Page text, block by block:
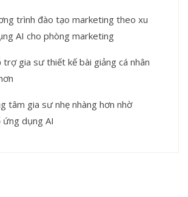
trình đào tạo marketing theo xu
AI cho phòng marketing
trợ gia sư thiết kế bài giảng cá nhân
tâm gia sư nhẹ nhàng hơn nhờ
ứng dụng AI